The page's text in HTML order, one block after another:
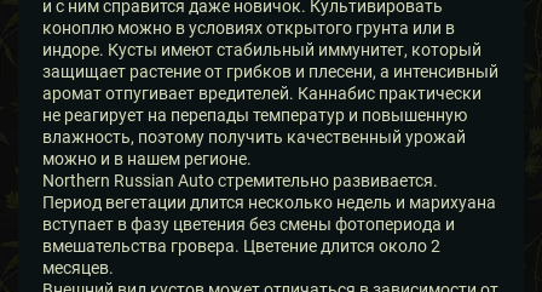
и с ним справится даже новичок. Культивировать
коноплю можно в условиях открытого грунта или в
индоре. Кусты имеют стабильный иммунитет, который
защищает растение от грибков и плесени, а интенсивный
аромат отпугивает вредителей. Каннабис практически
не реагирует на перепады температур и повышенную
влажность, поэтому получить качественный урожай
можно и в нашем регионе.
Northern Russian Auto стремительно развивается.
Период вегетации длится несколько недель и марихуана
вступает в фазу цветения без смены фотопериода и
вмешательства гровера. Цветение длится около 2
месяцев.